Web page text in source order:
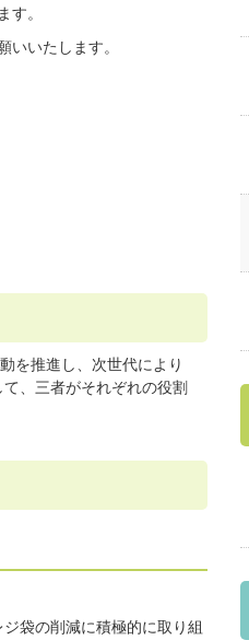
す。
いいたします。
を推進し、次世代により
、三者がそれぞれの役割
袋の削減に積極的に取り組